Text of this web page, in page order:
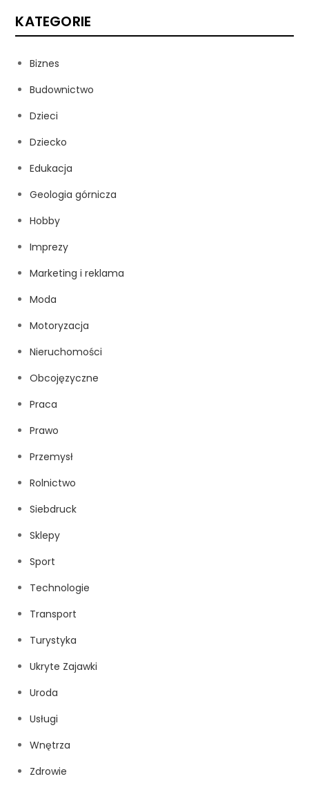
KATEGORIE
Biznes
Budownictwo
Dzieci
Dziecko
Edukacja
Geologia górnicza
Hobby
Imprezy
Marketing i reklama
Moda
Motoryzacja
Nieruchomości
Obcojęzyczne
Praca
Prawo
Przemysł
Rolnictwo
Siebdruck
Sklepy
Sport
Technologie
Transport
Turystyka
Ukryte Zajawki
Uroda
Usługi
Wnętrza
Zdrowie